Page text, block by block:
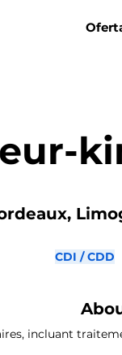
CDI / CDD
incluant